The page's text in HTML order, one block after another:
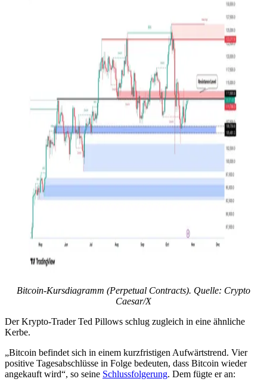
Bitcoin-Kursdiagramm (Perpetual Contracts). Quelle: Crypto
Caesar/X
Der Krypto-Trader Ted Pillows schlug zugleich in eine ähnliche
Kerbe.
„Bitcoin befindet sich in einem kurzfristigen Aufwärtstrend. Vier
positive Tagesabschlüsse in Folge bedeuten, dass Bitcoin wieder
angekauft wird“, so seine Schlussfolgerung. Dem fügte er an: